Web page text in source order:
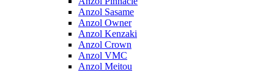
Anzol Sasame
Anzol Owner
Anzol Kenzaki
Anzol Crown
Anzol VMC
Anzol Meitou